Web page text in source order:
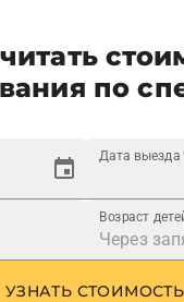
по
Дата выезда
Возраст
УЗНАТЬ СТОИМОСТЬ